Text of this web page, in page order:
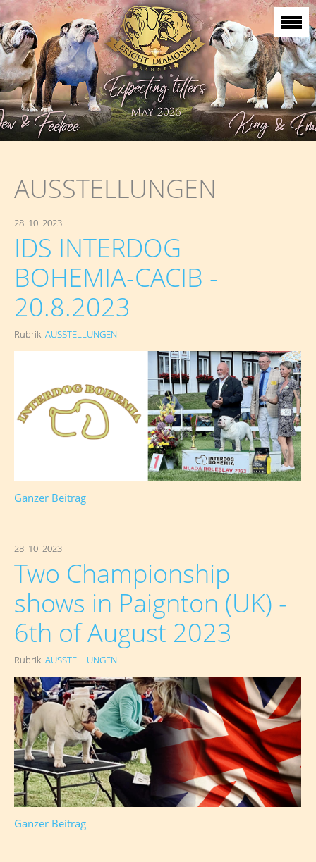
AUSSTELLUNGEN
28. 10. 2023
IDS INTERDOG
BOHEMIA-CACIB -
20.8.2023
Rubrik: AUSSTELLUNGEN
Ganzer Beitrag
28. 10. 2023
Two Championship
shows in Paignton (UK) -
6th of August 2023
Rubrik: AUSSTELLUNGEN
Ganzer Beitrag